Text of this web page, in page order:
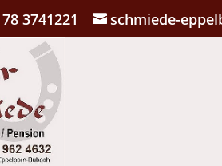
3741221 schmiede-